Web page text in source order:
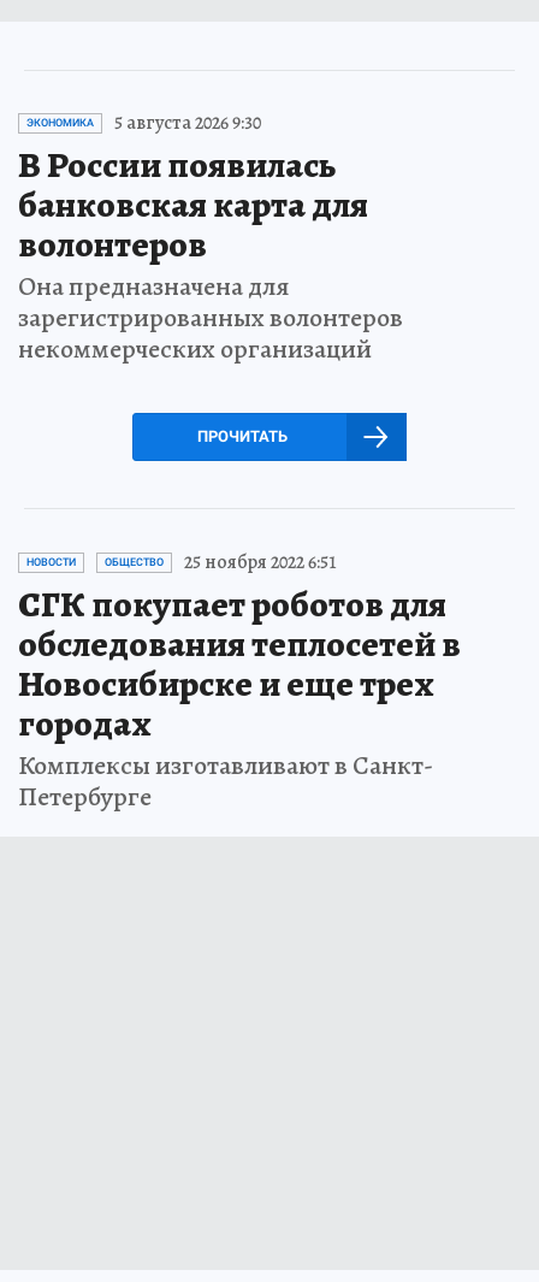
ЭКОНОМИКА 5 августа 2026 9:30
В России появилась
банковская карта для
волонтеров
Она предназначена для
зарегистрированных волонтеров
некоммерческих организаций
ПРОЧИТАТЬ
НОВОСТИ ОБЩЕСТВО 25 ноября 2022 6:51
СГК покупает роботов для
обследования теплосетей в
Новосибирске и еще трех
городах
Комплексы изготавливают в Санкт-
Петербурге